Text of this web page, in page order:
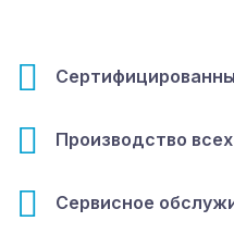
Производство
Сервисное